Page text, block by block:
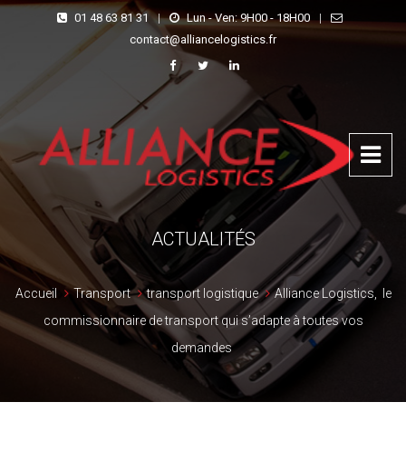
01 48 63 81 31 | Lun - Ven: 9H00 - 18H00
|
contact@alliancelogistics.fr
ACTUALITÉS
Accueil Transport transport logistique
Alliance Logistics, le
commissionnaire de transport qui s’adapte à toutes vos
demandes